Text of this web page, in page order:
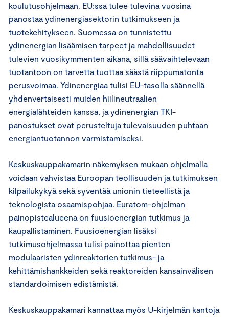
koulutusohjelmaan. EU:ssa tulee tulevina vuosina
panostaa ydinenergiasektorin tutkimukseen ja
tuotekehitykseen. Suomessa on tunnistettu
ydinenergian lisäämisen tarpeet ja mahdollisuudet
tulevien vuosikymmenten aikana, sillä säävaihtelevaan
tuotantoon on tarvetta tuottaa säästä riippumatonta
perusvoimaa. Ydinenergiaa tulisi EU-tasolla säännellä
yhdenvertaisesti muiden hiilineutraalien
energialähteiden kanssa, ja ydinenergian TKI-
panostukset ovat perusteltuja tulevaisuuden puhtaan
energiantuotannon varmistamiseksi.
Keskuskauppakamarin näkemyksen mukaan ohjelmalla
voidaan vahvistaa Euroopan teollisuuden ja tutkimuksen
kilpailukykyä sekä syventää unionin tieteellistä ja
teknologista osaamispohjaa. Euratom-ohjelman
painopistealueena on fuusioenergian tutkimus ja
kaupallistaminen. Fuusioenergian lisäksi
tutkimusohjelmassa tulisi painottaa pienten
modulaaristen ydinreaktorien tutkimus- ja
kehittämishankkeiden sekä reaktoreiden kansainvälisen
standardoimisen edistämistä.
Keskuskauppakamari kannattaa myös U-kirjelmän kantoja